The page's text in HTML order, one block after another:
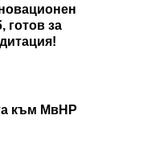
готов за
към МвНР